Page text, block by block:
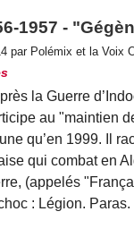
1957 -
par Polémix et la Voix
la Guerre
au "maintien
qu’en 1999. Il
qui combat en
(appelés
: Légion. Paras.